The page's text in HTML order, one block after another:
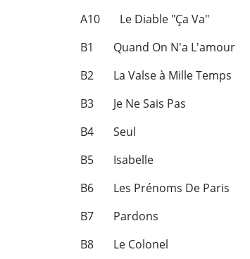
A10 Le Diable "Ça Va"
B1 Quand On N'a L'amour
B2 La Valse à Mille Temps
B3 Je Ne Sais Pas
B4 Seul
B5 Isabelle
B6 Les Prénoms De Paris
B7 Pardons
B8 Le Colonel